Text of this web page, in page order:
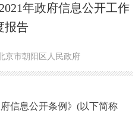
信息 部门动态
职能 政策服务
年政府信息公开工作
报告
京市朝阳区人民政府
息公开条例》(以下简称